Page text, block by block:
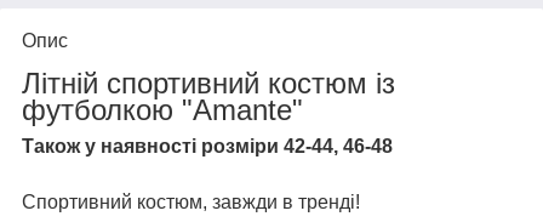
Опис
Літній спортивний костюм із
футболкою "Amante"
Також у наявності розміри 42-44, 46-48
Спортивний костюм, завжди в тренді!